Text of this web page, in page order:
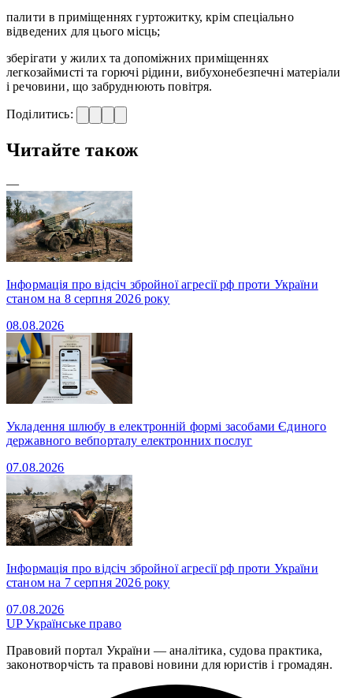
палити в приміщеннях гуртожитку, крім спеціально
відведених для цього місць;
зберігати у жилих та допоміжних приміщеннях
легкозаймисті та горючі рідини, вибухонебезпечні матеріали
і речовини, що забруднюють повітря.
Поділитись:
Читайте також
—
Інформація про відсіч збройної агресії рф проти України
станом на 8 серпня 2026 року
08.08.2026
Укладення шлюбу в електронній формі засобами Єдиного
державного вебпорталу електронних послуг
07.08.2026
Інформація про відсіч збройної агресії рф проти України
станом на 7 серпня 2026 року
07.08.2026
UPУкраїнське право
Правовий портал України — аналітика, судова практика,
законотворчість та правові новини для юристів і громадян.